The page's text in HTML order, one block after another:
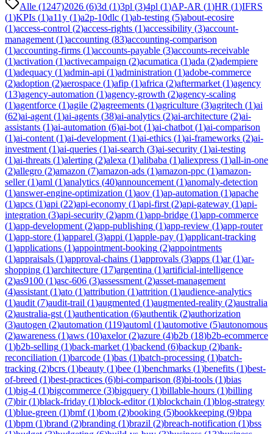
Alle (1247)2026 (6)3d (1)3pl (3)4pl (1)AP-AR (1)HR (1)IFRS
(1)KPIs (1)a11y (1)a2p-10dlc (1)ab-testing (5)about-ecosire
(1)access-control (2)access-rights (1)accessibility (3)account-
management (1)accounting (83)accounting-comparison
(1)accounting-firms (1)accounts-payable (3)accounts-receivable
(1)activation (1)activecampaign (2)acumatica (1)ada (2)adempiere
(1)adequacy (1)admin-api (1)administration (1)adobe-commerce
(2)adoption (2)aerospace (1)afip (1)africa (2)aftermarket (1)agency
(13)agency-automation (1)agency-growth (2)agency-scaling
(1)agentforce (1)agile (2)agreements (1)agriculture (3)agritech (1)ai
(62)ai-agent (1)ai-agents (38)ai-analytics (2)ai-architecture (2)ai-
assistants (1)ai-automation (6)ai-bot (1)ai-chatbot (1)ai-comparison
(1)ai-content (1)ai-development (1)ai-ethics (1)ai-frameworks (2)ai-
investment (1)ai-queries (1)ai-search (3)ai-security (1)ai-testing
(1)ai-threats (1)alerting (2)alexa (1)alibaba (1)aliexpress (1)all-in-one
(2)allegro (2)amazon (7)amazon-ads (1)amazon-ppc (1)amazon-
seller(1)aml (1)analytics (40)announcement (1)anomaly-detection
(1)answer-engine-optimization (1)aov (1)ap-automation (1)apache
(1)apcs (1)api (22)api-economy (1)api-first (2)api-gateway (1)api-
integration (3)api-security (2)apm (1)app-bridge (1)app-commerce
(1)app-development (2)app-publishing (1)app-review (1)app-router
(1)app-store (1)apparel (3)appi (1)apple-pay (1)applicant-tracking
(1)applications (1)appointment-booking (2)appointments
(1)appraisals (1)approval-chains (1)approvals (3)apps (1)ar(1)ar-
shopping (1)architecture (17)argentina (1)artificial-intelligence
(2)as9100 (1)asc-606 (3)assessment (2)asset-management
(4)assistant (1)ato (1)attribution (1)attrition (1)audience-analytics
(1)audit (7)audit-trail (1)augmented (1)augmented-reality (2)australia
(2)australia-gst (1)authentication (6)authentik (2)authorization
(3)autogen (2)automation (119)automl (1)automotive (5)autonomous
(2)awareness (1)aws (10)axelor(2)azure (4)b2b (18)b2b-ecommerce
(1)b2b-selling (1)back-market (1)backend (6)backup (2)bank-
reconciliation (1)barcode (1)bas (1)batch-processing (1)batch-
tracking (2)bcrs (1)beauty (1)bee (1)benchmarks (1)benefits (1)best-
of-breed (1)best-practices (6)bi-comparison (8)bi-tools (1)bias
(1)big-4 (1)bigcommerce (3)bigquery (1)billable-hours (1)billing
(7)bir(1)black-friday (1)block-editor(1)blockchain (1)blog-strategy
(1)blue-green (1)bmf(1)bom (2)booking (5)bookkeeping (9)bpa
(1)bpm (1)brand (2)branding (1)brazil (2)breach-notification (1)bss